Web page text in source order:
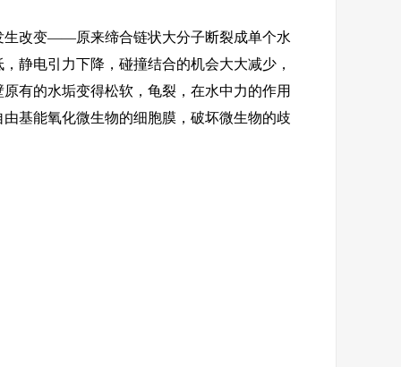
生改变——原来缔合链状大分子断裂成单个水
静电引力下降，碰撞结合的机会大大减少，
有的水垢变得松软，龟裂，在水中力的作用
基能氧化微生物的细胞膜，破坏微生物的歧